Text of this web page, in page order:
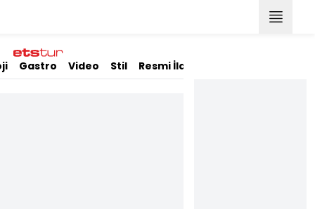
Gastro Video Stil Resmi İlanlar